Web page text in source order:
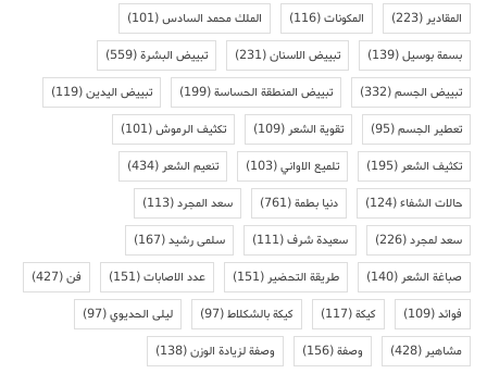
المقادير(223) المكونات(116) الملك محمد السادس(101)
بسمة بوسيل(139) تبييض الاسنان(231) تبييض البشرة(559)
تبييض الجسم(332) تبييض المنطقة الحساسة(199) تبييض اليدين(119)
تعطير الجسم(95) تقوية الشعر(109) تكثيف الرموش(101)
تكثيف الشعر(195) تلميع الاواني(103) تنعيم الشعر(434)
حالات الشفاء(124) دنيا بطمة(761) سعد المجرد(113)
سعد لمجرد(226) سعيدة شرف(111) سلمى رشيد(167)
صباغة الشعر(140) طريقة التحضير(151) عدد الاصابات(151) فن(427)
فوائد(109) كيكة(117) كيكة بالشكلاط(97) ليلى الحديوي(97)
مشاهير(428) وصفة(156) وصفة لزيادة الوزن(138)